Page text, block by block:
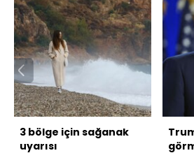
3 bölge için sağanak
uyarısı